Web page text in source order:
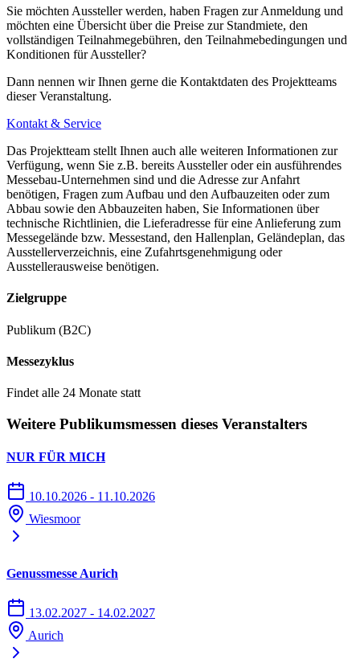
Sie möchten Aussteller werden, haben Fragen zur Anmeldung und
möchten eine Übersicht über die Preise zur Standmiete, den
vollständigen Teilnahmegebühren, den Teilnahmebedingungen und
Konditionen für Aussteller?
Dann nennen wir Ihnen gerne die Kontaktdaten des Projektteams
dieser Veranstaltung.
Kontakt & Service
Das Projektteam stellt Ihnen auch alle weiteren Informationen zur
Verfügung, wenn Sie z.B. bereits Aussteller oder ein ausführendes
Messebau-Unternehmen sind und die Adresse zur Anfahrt
benötigen, Fragen zum Aufbau und den Aufbauzeiten oder zum
Abbau sowie den Abbauzeiten haben, Sie Informationen über
technische Richtlinien, die Lieferadresse für eine Anlieferung zum
Messegelände bzw. Messestand, den Hallenplan, Geländeplan, das
Ausstellerverzeichnis, eine Zufahrtsgenehmigung oder
Ausstellerausweise benötigen.
Zielgruppe
Publikum (B2C)
Messezyklus
Findet alle 24 Monate statt
Weitere Publikumsmessen dieses Veranstalters
NUR FÜR MICH
10.10.2026 - 11.10.2026
Wiesmoor
Genussmesse Aurich
13.02.2027 - 14.02.2027
Aurich